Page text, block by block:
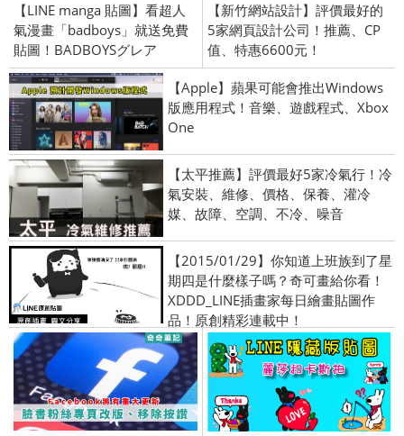
【LINE manga 貼圖】看超人
氣漫畫「badboys」就送免費
貼圖！BADBOYSグレア
【新竹網站設計】評價最好的
5家網頁設計公司！推薦、CP
值、特惠6600元！
【Apple】蘋果可能會推出Windows
版應用程式！音樂、遊戲程式、Xbox
One
【太平推薦】評價最好5家冷氣行！冷
氣安裝、維修、價格、保養、灌冷
媒、故障、空調、不冷、噪音
【2015/01/29】你知道上班族到了星
期四是什麼樣子嗎？奇可畫給你看！
XDDD_LINE插畫家每日繪畫貼圖作
品！原創精彩連載中！